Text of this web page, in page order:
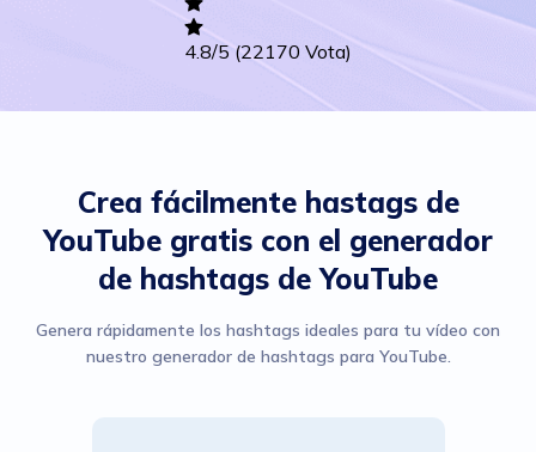
4.8/5(22170 Vota)
Crea fácilmente hastags de
YouTube gratis con el generador
de hashtags de YouTube
Genera rápidamente los hashtags ideales para tu vídeo con
nuestro generador de hashtags para YouTube.